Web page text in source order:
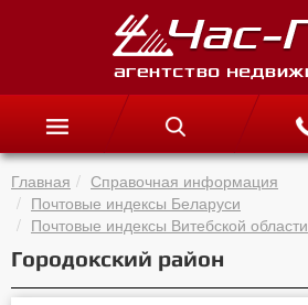
Главная
Справочная информация
Почтовые индексы Беларуси
Почтовые индексы Витебской области
Городокский район